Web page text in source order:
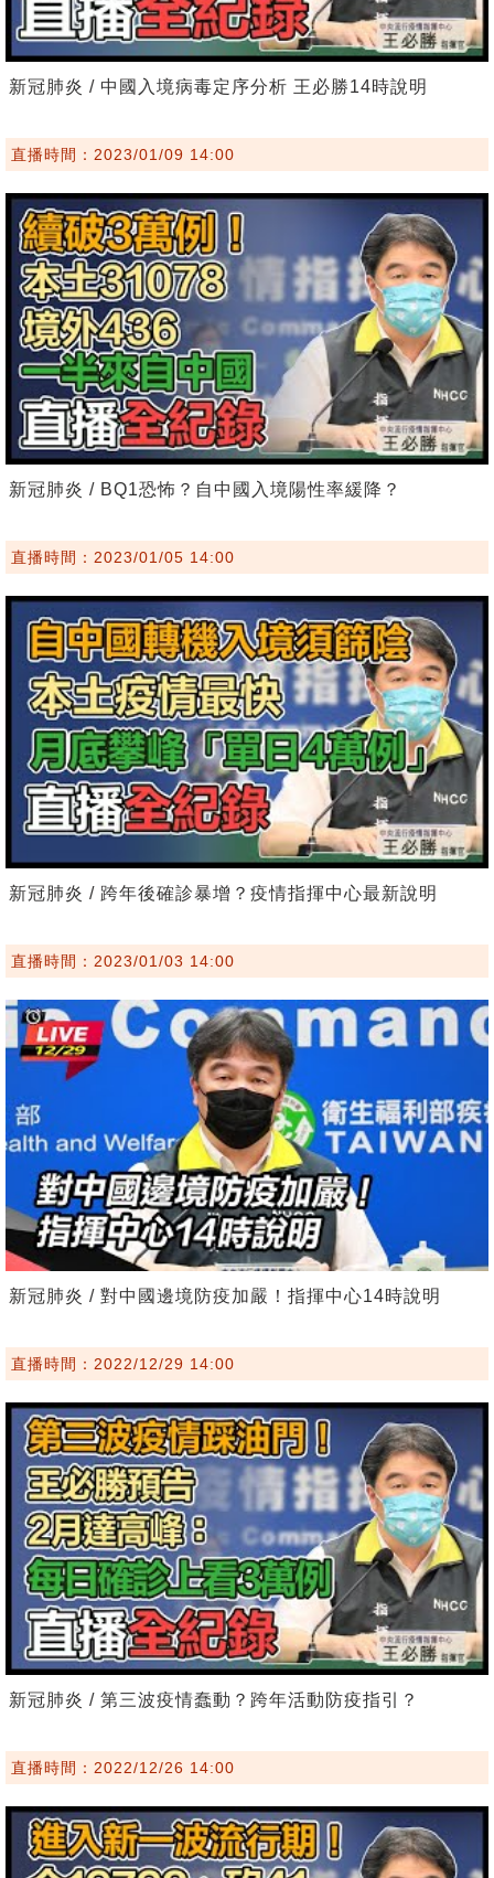
新冠肺炎 / 中國入境病毒定序分析 王必勝14時說明
直播時間：2023/01/09 14:00
新冠肺炎 / BQ1恐怖？自中國入境陽性率緩降？
直播時間：2023/01/05 14:00
新冠肺炎 / 跨年後確診暴增？疫情指揮中心最新說明
直播時間：2023/01/03 14:00
新冠肺炎 / 對中國邊境防疫加嚴！指揮中心14時說明
直播時間：2022/12/29 14:00
新冠肺炎 / 第三波疫情蠢動？跨年活動防疫指引？
直播時間：2022/12/26 14:00